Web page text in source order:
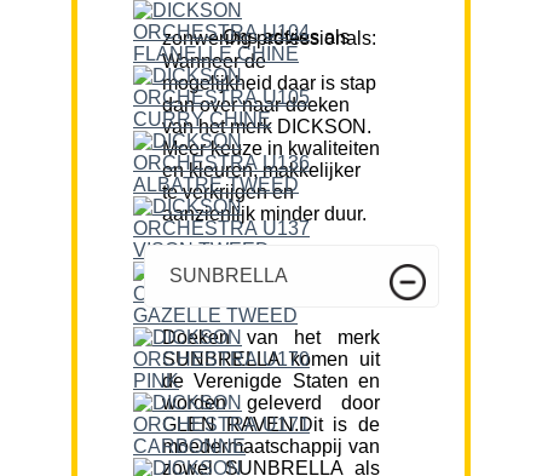
Ons advies als zonwering professionals:
Wanneer de
mogelijkheid daar is stap
dan over naar doeken
van het merk DICKSON.
Meer keuze in kwaliteiten
en kleuren, makkelijker
te verkrijgen en
aanzienlijk minder duur.
SUNBRELLA
Doeken van het merk
SUNBRELLA komen uit
de Verenigde Staten en
worden geleverd door
GLEN RAVEN.Dit is de
moedermaatschappij van
zowel SUNBRELLA als